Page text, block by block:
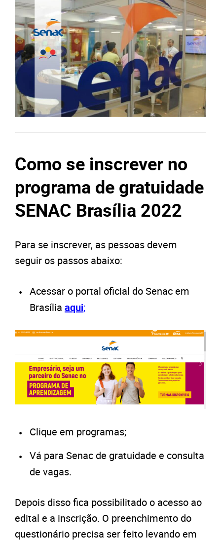
Como se inscrever no
programa de gratuidade
SENAC Brasília 2022
Para se inscrever, as pessoas devem
seguir os passos abaixo:
Acessar o portal oficial do Senac em
Brasília aqui;
Clique em programas;
Vá para Senac de gratuidade e consulta
de vagas.
Depois disso fica possibilitado o acesso ao
edital e a inscrição. O preenchimento do
questionário precisa ser feito levando em